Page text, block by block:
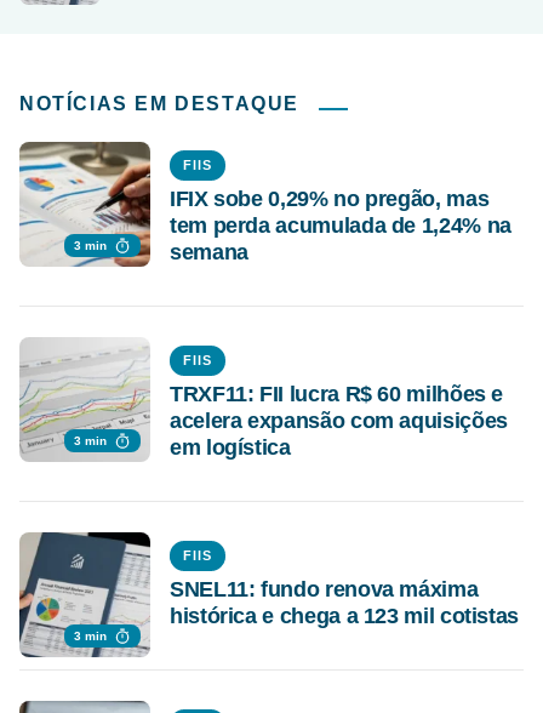
NOTÍCIAS EM DESTAQUE
3 min
FIIS
IFIX sobe 0,29% no pregão, mas
tem perda acumulada de 1,24% na
semana
3 min
FIIS
TRXF11: FII lucra R$ 60 milhões e
acelera expansão com aquisições
em logística
3 min
FIIS
SNEL11: fundo renova máxima
histórica e chega a 123 mil cotistas